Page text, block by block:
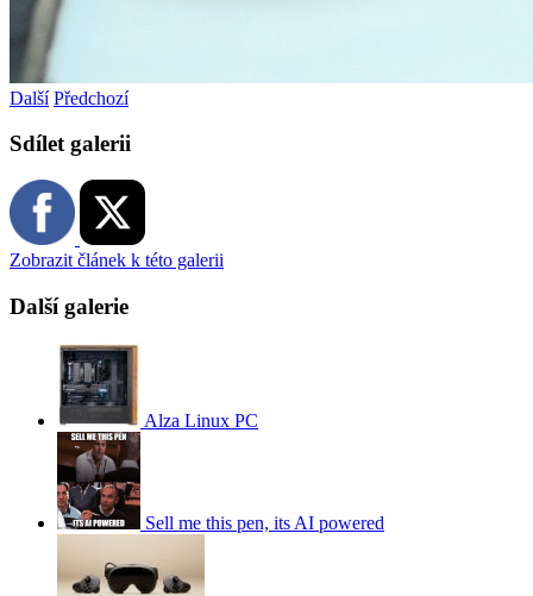
Další Předchozí
Sdílet galerii
Zobrazit článek k této galerii
Další galerie
Alza Linux PC
Sell me this pen, its AI powered